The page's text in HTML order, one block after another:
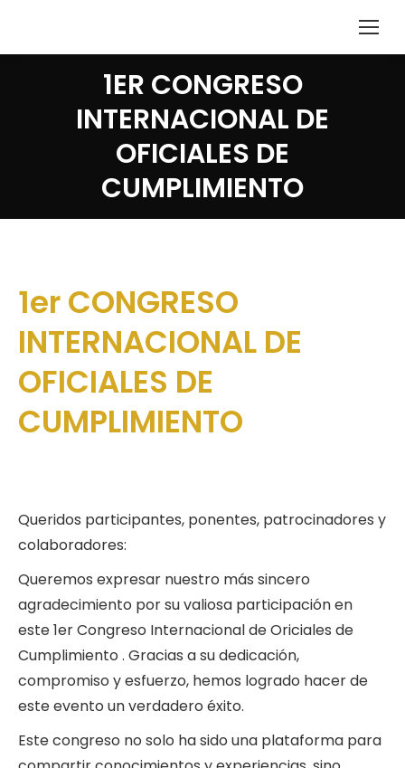
1ER CONGRESO
INTERNACIONAL DE
OFICIALES DE
CUMPLIMIENTO
1er CONGRESO
INTERNACIONAL DE
OFICIALES DE
CUMPLIMIENTO
Queridos participantes, ponentes, patrocinadores y
colaboradores:
Queremos expresar nuestro más sincero
agradecimiento por su valiosa participación en
este 1er Congreso Internacional de Oriciales de
Cumplimiento . Gracias a su dedicación,
compromiso y esfuerzo, hemos logrado hacer de
este evento un verdadero éxito.
Este congreso no solo ha sido una plataforma para